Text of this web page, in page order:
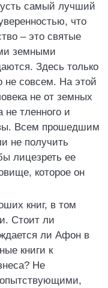
самый лучший
что
– это святые
земными
Здесь только
не совсем. На этой
не от земных
не тленного и
Всем прошедшим
не получить
лицезреть ее
которое он
книг, в том
Стоит ли
ли Афон в
книги к
Не